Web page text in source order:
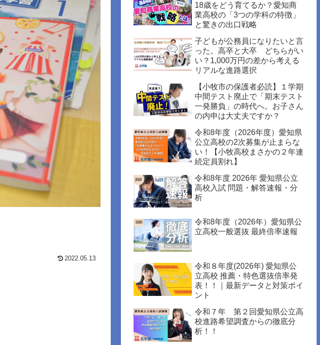
2022.05.13
18歳をどう育てるか？愛知商
業高校の「3つの学科の特徴」
と驚きの出口戦略
子どもが公務員になりたいと言
った。高卒と大卒 どちらがい
い？1,000万円の差から考える
リアルな進路選択
【小牧市の保護者必読】１学期
中間テスト廃止で「期末テスト
一発勝負」の時代へ。お子さん
の内申は大丈夫ですか？
令和8年度（2026年度）愛知県
公立高校の2次募集が止まらな
い！【小牧高校まさかの２年連
続定員割れ】
令和8年度 2026年 愛知県公立
高校入試 問題・解答速報・分
析
令和8年度（2026年）愛知県公
立高校一般選抜 最終倍率速報
令和８年度(2026年) 愛知県公
立高校 推薦・特色選抜倍率発
表！！｜最新データと対策ポイ
ント
令和７年 第２回愛知県公立高
校進路希望調査からの徹底分
析！！